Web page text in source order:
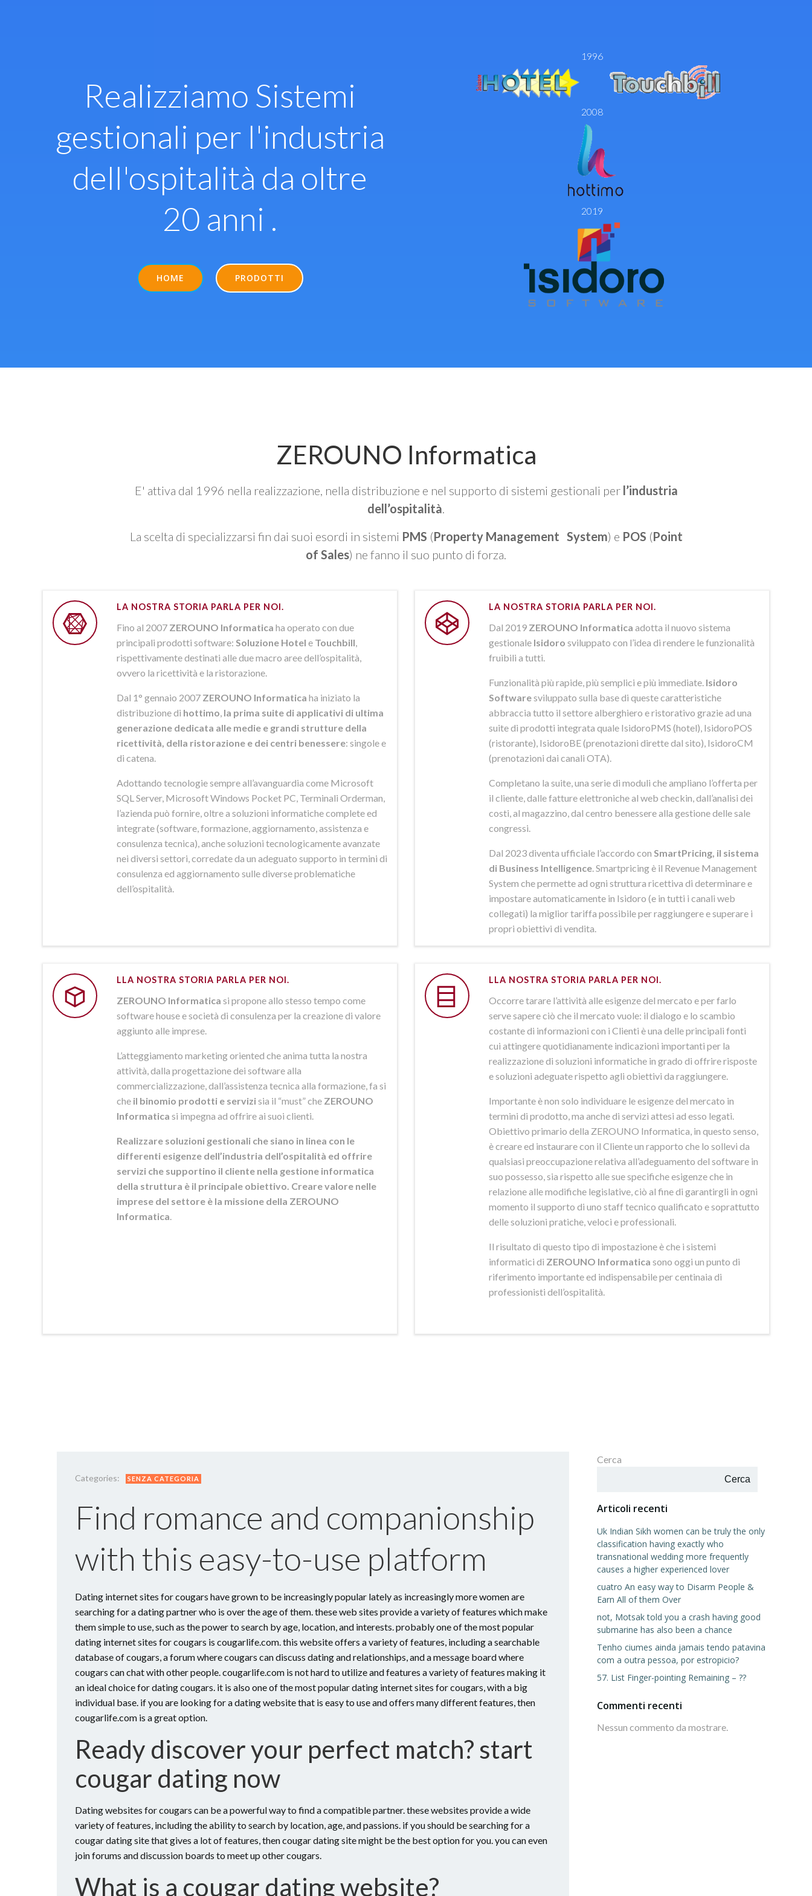
Realizziamo Sistemi
gestionali per l'industria
dell'ospitalità da oltre
20 anni .
HOME PRODOTTI
1996
2008
2019
ZEROUNO Informatica
E' attiva dal 1996 nella realizzazione, nella distribuzione e nel supporto di sistemi gestionali per l’industria
dell’ospitalità
La scelta di specializzarsi fin dai suoi esordi in sistemi PMS (Property Management System) e POS (Point
of Sales) ne fanno il suo punto di forza.
LA NOSTRA STORIA PARLA PER NOI.
Fino al 2007 ZEROUNO Informatica ha operato con due
principali prodotti software: Soluzione Hotel e Touchbill
rispettivamente destinati alle due macro aree dell’ospitalità,
ovvero la ricettività e la ristorazione.
Dal 1° gennaio 2007 ZEROUNO Informatica ha iniziato la
distribuzione di hottimo la prima suite di applicativi di ultima
generazione dedicata alle medie e grandi strutture della
ricettività, della ristorazione e dei centri benessere: singole e
di catena.
Adottando tecnologie sempre all’avanguardia come Microsoft
SQL Server, Microsoft Windows Pocket PC, Terminali Orderman,
l’azienda può fornire, oltre a soluzioni informatiche complete ed
integrate (software, formazione, aggiornamento, assistenza e
consulenza tecnica), anche soluzioni tecnologicamente avanzate
nei diversi settori, corredate da un adeguato supporto in termini di
consulenza ed aggiornamento sulle diverse problematiche
dell’ospitalità.
LA NOSTRA STORIA PARLA PER NOI.
Dal 2019 ZEROUNO Informatica adotta il nuovo sistema
gestionale Isidoro sviluppato con l’idea di rendere le funzionalità
fruibili a tutti.
Funzionalità più rapide, più semplici e più immediate. Isidoro
Softwaresviluppato sulla base di queste caratteristiche
abbraccia tutto il settore alberghiero e ristorativo grazie ad una
suite di prodotti integrata quale IsidoroPMS (hotel), IsidoroPOS
(ristorante), IsidoroBE (prenotazioni dirette dal sito), IsidoroCM
(prenotazioni dai canali OTA).
Completano la suite, una serie di moduli che ampliano l’offerta per
il cliente, dalle fatture elettroniche al web checkin, dall’analisi dei
costi, al magazzino, dal centro benessere alla gestione delle sale
congressi.
Dal 2023 diventa ufficiale l’accordo con SmartPricing, il sistema
di Business Intelligence . Smartpricing è il Revenue Management
System che permette ad ogni struttura ricettiva di determinare e
impostare automaticamente in Isidoro (e in tutti i canali web
collegati) la miglior tariffa possibile per raggiungere e superare i
propri obiettivi di vendita.
LLA NOSTRA STORIA PARLA PER NOI.
ZEROUNO Informatica si propone allo stesso tempo come
software house e società di consulenza per la creazione di valore
aggiunto alle imprese.
L’atteggiamento marketing oriented che anima tutta la nostra
attività, dalla progettazione dei software alla
commercializzazione, dall’assistenza tecnica alla formazione, fa si
che il binomio prodotti e servizisia il “must” che ZEROUNO
Informatica si impegna ad offrire ai suoi clienti.
Realizzare soluzioni gestionali che siano in linea con le
differenti esigenze dell’industria dell’ospitalità ed offrire
servizi che supportino il cliente nella gestione informatica
della struttura è il principale obiettivo. Creare valore nelle
imprese del settore è la missione della ZEROUNO
Informatica
LLA NOSTRA STORIA PARLA PER NOI.
Occorre tarare l’attività alle esigenze del mercato e per farlo
serve sapere ciò che il mercato vuole: il dialogo e lo scambio
costante di informazioni con i Clienti è una delle principali fonti
cui attingere quotidianamente indicazioni importanti per la
realizzazione di soluzioni informatiche in grado di offrire risposte
e soluzioni adeguate rispetto agli obiettivi da raggiungere.
Importante è non solo individuare le esigenze del mercato in
termini di prodotto, ma anche di servizi attesi ad esso legati.
Obiettivo primario della ZEROUNO Informatica, in questo senso,
è creare ed instaurare con il Cliente un rapporto che lo sollevi da
qualsiasi preoccupazione relativa all’adeguamento del software in
suo possesso, sia rispetto alle sue specifiche esigenze che in
relazione alle modifiche legislative, ciò al fine di garantirgli in ogni
momento il supporto di uno staff tecnico qualificato e soprattutto
delle soluzioni pratiche, veloci e professionali.
Il risultato di questo tipo di impostazione è che i sistemi
informatici di ZEROUNO Informatica sono oggi un punto di
riferimento importante ed indispensabile per centinaia di
professionisti dell’ospitalità.
Categories: SENZA CATEGORIA
Find romance and companionship
with this easy-to-use platform
Dating internet sites for cougars have grown to be increasingly popular lately as increasingly more women are
searching for a dating partner who is over the age of them. these web sites provide a variety of features which make
them simple to use, such as the power to search by age, location, and interests. probably one of the most popular
dating internet sites for cougars is cougarlife.com. this website offers a variety of features, including a searchable
database of cougars, a forum where cougars can discuss dating and relationships, and a message board where
cougars can chat with other people. cougarlife.com is not hard to utilize and features a variety of features making it
an ideal choice for dating cougars. it is also one of the most popular dating internet sites for cougars, with a big
individual base. if you are looking for a dating website that is easy to use and offers many different features, then
cougarlife.com is a great option.
Ready discover your perfect match? start
cougar dating now
Dating websites for cougars can be a powerful way to find a compatible partner. these websites provide a wide
variety of features, including the ability to search by location, age, and passions. if you should be searching for a
cougar dating site that gives a lot of features, then cougar dating site might be the best option for you. you can even
join forums and discussion boards to meet up other cougars.
What is a cougar dating website?
Cerca
Cerca
Articoli recenti
Uk Indian Sikh women can be truly the only
classification having exactly who
transnational wedding more frequently
causes a higher experienced lover
cuatro An easy way to Disarm People &
Earn All of them Over
not, Motsak told you a crash having good
submarine has also been a chance
Tenho ciumes ainda jamais tendo patavina
com a outra pessoa, por estropicio?
57. List Finger-pointing Remaining – ??
Commenti recenti
Nessun commento da mostrare.